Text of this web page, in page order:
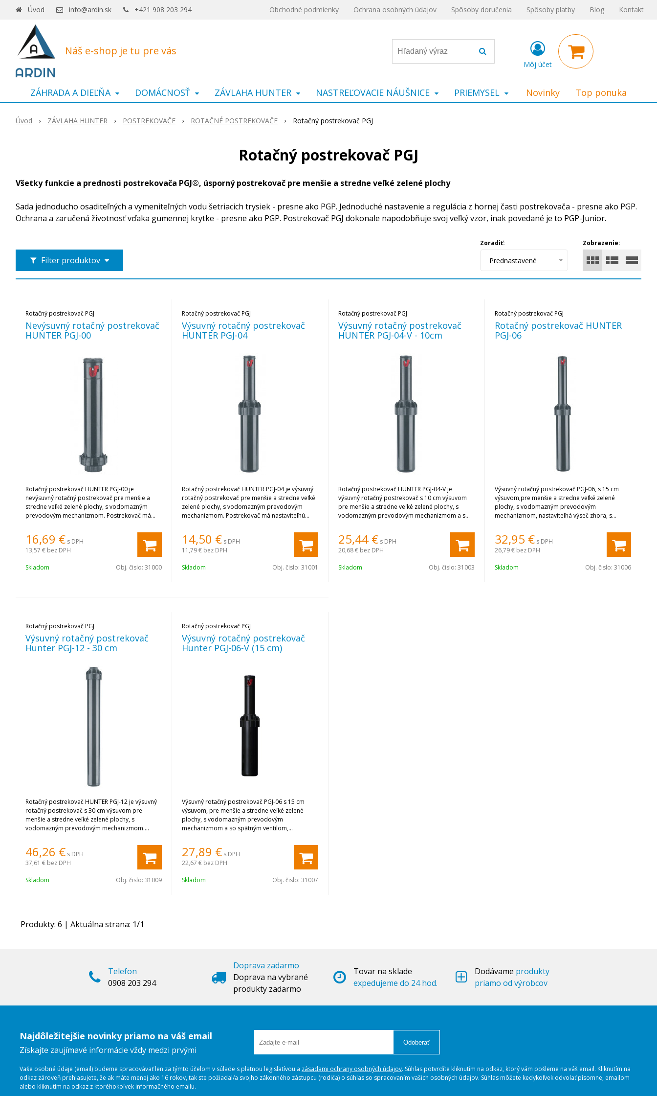
Náš e-shop je tu pre vás
Úvod info@ardin.sk +421 908 203 294 Obchodné podmienky Ochrana osobných údajov Spôsoby doručenia Spôsoby platby Blog Kontakt
Môj účet
ZÁHRADA A DIEĽŇA DOMÁCNOSŤ ZÁVLAHA HUNTER NASTREĽOVACIE NÁUŠNICE PRIEMYSEL Novinky Top ponuka
Úvod ZÁVLAHA HUNTER POSTREKOVAČE ROTAČNÉ POSTREKOVAČE Rotačný postrekovač PGJ
Rotačný postrekovač PGJ
Všetky funkcie a prednosti postrekovača PGJ®, úsporný postrekovač pre menšie a stredne veľké zelené plochy
Sada jednoducho osaditeľných a vymeniteľných vodu šetriacich trysiek - presne ako PGP. Jednoduché nastavenie a regulácia z hornej časti postrekovača - presne ako PGP.
Ochrana a zaručená životnosť vďaka gumennej krytke - presne ako PGP. Postrekovač PGJ dokonale napodobňuje svoj veľký vzor, inak povedané je to PGP-Junior.
Filter produktov
Zobrazenie:
Zoradiť:
Prednastavené
Rotačný postrekovač PGJ
Nevýsuvný rotačný postrekovač
HUNTER PGJ-00
Rotačný postrekovač HUNTER PGJ-00 je
nevýsuvný rotačný postrekovač pre menšie a
stredne veľké zelené plochy, s vodomazným
prevodovým mechanizmom. Postrekovač má
súčasťou postrekovača je sada ôsmich trysiek.
16,69 € s DPH
13,57 € bez DPH
Skladom Obj. čislo: 31000
Rotačný postrekovač PGJ
Výsuvný rotačný postrekovač
HUNTER PGJ-04
Rotačný postrekovač HUNTER PGJ-04 je výsuvný
rotačný postrekovač pre menšie a stredne veľké
zelené plochy, s vodomazným prevodovým
mechanizmom. Postrekovač má nastaviteľnú
postrekovača je sada ôsmich trysiek.
14,50 € s DPH
11,79 € bez DPH
Skladom Obj. čislo: 31001
Rotačný postrekovač PGJ
Výsuvný rotačný postrekovač
HUNTER PGJ-04-V - 10cm
Rotačný postrekovač HUNTER PGJ-04-V je
výsuvný rotačný postrekovač s 10 cm výsuvom
pre menšie a stredne veľké zelené plochy, s
vodomazným prevodovým mechanizmom a s
25,44 € s DPH
20,68 € bez DPH
Skladom Obj. čislo: 31003
Rotačný postrekovač PGJ
Rotačný postrekovač HUNTER
PGJ-06
Výsuvný rotačný postrekovač PGJ-06, s 15 cm
výsuvom,pre menšie a stredne veľké zelené
plochy, s vodomazným prevodovým
mechanizmom, nastaviteľná výseč zhora, s
32,95 € s DPH
26,79 € bez DPH
Skladom Obj. čislo: 31006
Rotačný postrekovač PGJ
Výsuvný rotačný postrekovač
Hunter PGJ-12 - 30 cm
Rotačný postrekovač HUNTER PGJ-12 je výsuvný
rotačný postrekovač s 30 cm výsuvom pre
menšie a stredne veľké zelené plochy, s
vodomazným prevodovým mechanizmom.
Súčasťou postrekovača je sada ôsmich trysiek.
46,26 € s DPH
37,61 € bez DPH
Skladom Obj. čislo: 31009
Rotačný postrekovač PGJ
Výsuvný rotačný postrekovač
Hunter PGJ-06-V (15 cm)
Výsuvný rotačný postrekovač PGJ-06 s 15 cm
výsuvom, pre menšie a stredne veľké zelené
plochy, s vodomazným prevodovým
mechanizmom a so spätným ventilom,
27,89 € s DPH
22,67 € bez DPH
Skladom Obj. čislo: 31007
Produkty: 6 | Aktuálna strana: 1/1
Telefon
0908 203 294
Doprava zadarmo
Doprava na vybrané
produkty zadarmo
Tovar na sklade
expedujeme do 24 hod.
Dodávame produkty
priamo od výrobcov
Najdôležitejšie novinky priamo na váš email
Získajte zaujímavé informácie vždy medzi prvými
Odoberať
Vaše osobné údaje (email) budeme spracovávať len za týmto účelom v súlade s platnou legislatívou a zásadami ochrany osobných údajov. Súhlas potvrdíte kliknutím na odkaz, ktorý vám pošleme na váš email. Kliknutím na
odkaz zároveň prehlasujete, že ak máte menej ako 16 rokov, tak ste požiadal/a svojho zákonného zástupcu (rodiča) o súhlas so spracovaním vašich osobných údajov. Súhlas môžete kedykoľvek odvolať písomne, emailom
alebo kliknutím na odkaz z ktoréhokoľvek informačného emailu.